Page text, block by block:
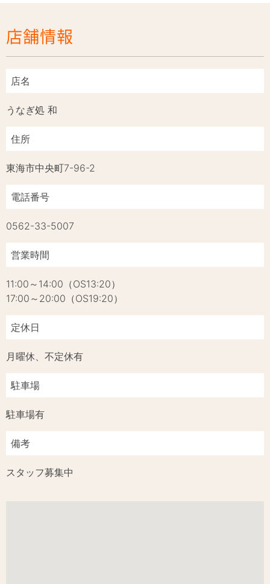
店舗情報
店名
うなぎ処 和
住所
東海市中央町7-96-2
電話番号
0562-33-5007
営業時間
11:00～14:00（OS13:20）
17:00～20:00（OS19:20）
定休日
月曜休、不定休有
駐車場
駐車場有
備考
スタッフ募集中